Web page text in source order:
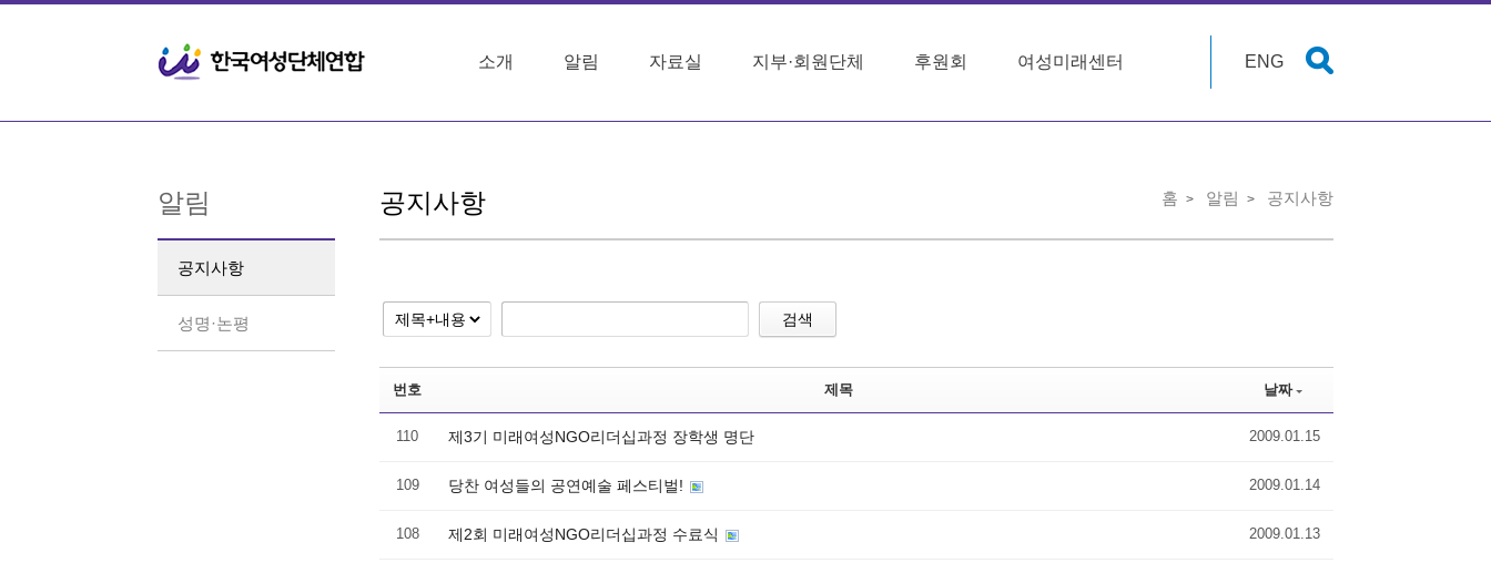
소개 알림 자료실 지부·회원단체 후원회 여성미래센터 ENG
알림
공지사항
성명·논평
공지사항 홈 알림 공지사항
검색
번호 제목 날짜
110 제3기 미래여성NGO리더십과정 장학생 명단 2009.01.15
109 당찬 여성들의 공연예술 페스티벌! 2009.01.14
108 제2회 미래여성NGO리더십과정 수료식 2009.01.13